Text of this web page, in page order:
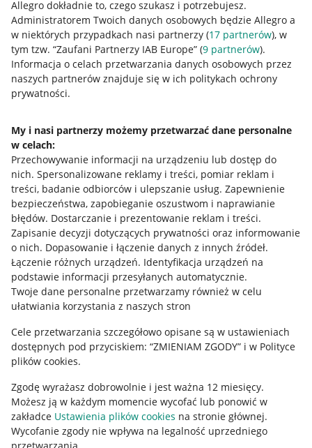
Allegro dokładnie to, czego szukasz i potrzebujesz.
Administratorem Twoich danych osobowych będzie Allegro a
w niektórych przypadkach nasi partnerzy (17 partnerów), w
tym tzw. “Zaufani Partnerzy IAB Europe” (9 partnerów).
Informacja o celach przetwarzania danych osobowych przez
naszych partnerów znajduje się w ich politykach ochrony
prywatności.
My i nasi partnerzy możemy przetwarzać dane personalne
w celach:
Przechowywanie informacji na urządzeniu lub dostęp do
nich. Spersonalizowane reklamy i treści, pomiar reklam i
treści, badanie odbiorców i ulepszanie usług. Zapewnienie
bezpieczeństwa, zapobieganie oszustwom i naprawianie
błędów. Dostarczanie i prezentowanie reklam i treści.
Zapisanie decyzji dotyczących prywatności oraz informowanie
o nich. Dopasowanie i łączenie danych z innych źródeł.
Łączenie różnych urządzeń. Identyfikacja urządzeń na
podstawie informacji przesyłanych automatycznie.
Twoje dane personalne przetwarzamy również w celu
ułatwiania korzystania z naszych stron
Cele przetwarzania szczegółowo opisane są w ustawieniach
dostępnych pod przyciskiem: “ZMIENIAM ZGODY” i w Polityce
plików cookies.
Zgodę wyrażasz dobrowolnie i jest ważna 12 miesięcy.
Możesz ją w każdym momencie wycofać lub ponowić w
zakładce Ustawienia plików cookies na stronie głównej.
Wycofanie zgody nie wpływa na legalność uprzedniego
Przydatne informacje
Jak to działa
Allegro Gadane dla sprzedających
Allegro Gadane dla kupujących
Mapa miejscowości
Informacje prawne
Regulamin
Polityka plików "cookies"
Ustawienia plików "cookies"
Udostępnianie lokalizacji
Informacje dla Aktu o Usługach Cyfrowych
Pobierz aplikację